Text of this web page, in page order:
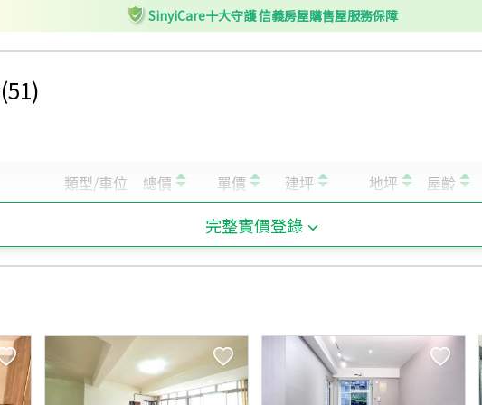
SinyiCare十大守護 信義房屋購售屋服務保障
(51)
完整實價登錄